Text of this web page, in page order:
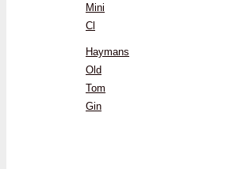
Mini
Cl
Haymans
Old
Tom
Gin